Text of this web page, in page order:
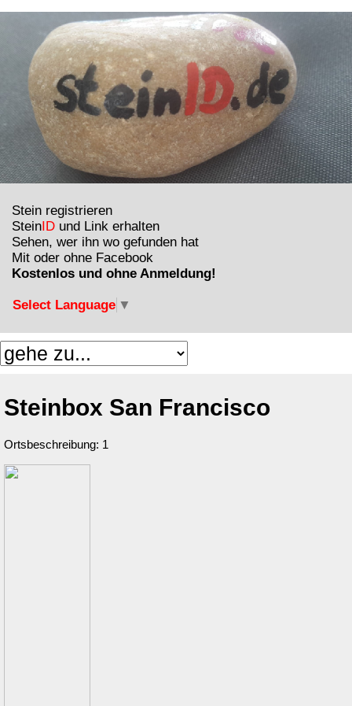
Stein registrieren
Stein ID und Link erhalten
Sehen, wer ihn wo gefunden hat
Mit oder ohne Facebook
Kostenlos und ohne Anmeldung!
Select Language ▼
Steinbox San Francisco
Ortsbeschreibung: 1